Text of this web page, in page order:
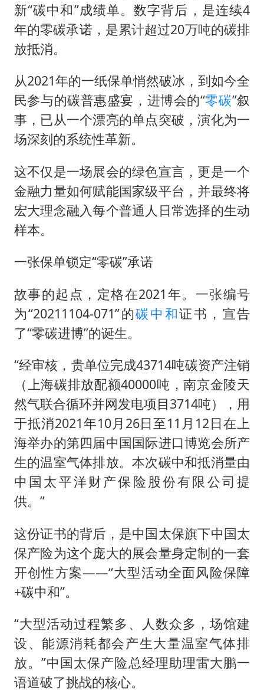
新“碳中和”成绩单。数字背后，是连续4
年的零碳承诺，是累计超过20万吨的碳排
放抵消。
从2021年的一纸保单悄然破冰，到如今全
民参与的碳普惠盛宴，进博会的“零碳”叙
事，已从一个漂亮的单点突破，演化为一
场深刻的系统性革新。
这不仅是一场展会的绿色宣言，更是一个
金融力量如何赋能国家级平台，并最终将
宏大理念融入每个普通人日常选择的生动
样本。
一张保单锁定“零碳”承诺
故事的起点，定格在2021年。一张编号
为“20211104-071”的碳中和证书，宣告
了“零碳进博”的诞生。
“经审核，贵单位完成43714吨碳资产注销
（上海碳排放配额40000吨，南京金陵天
然气联合循环并网发电项目3714吨），用
于抵消2021年10月26日至11月12日在上
海举办的第四届中国国际进口博览会所产
生的温室气体排放。本次碳中和抵消量由
中国太平洋财产保险股份有限公司提
供。”
这份证书的背后，是中国太保旗下中国太
保产险为这个庞大的展会量身定制的一套
开创性方案——“大型活动全面风险保障
+碳中和”。
“大型活动过程繁多、人数众多，场馆建
设、能源消耗都会产生大量温室气体排
放。”中国太保产险总经理助理雷大鹏一
语道破了挑战的核心。